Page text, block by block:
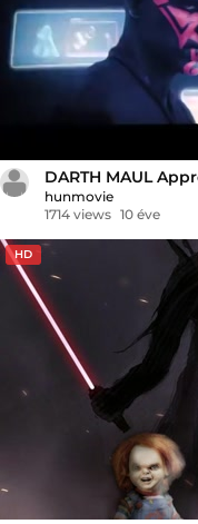
DARTH MAUL
hunmovie
1714 views 10 éve
HD